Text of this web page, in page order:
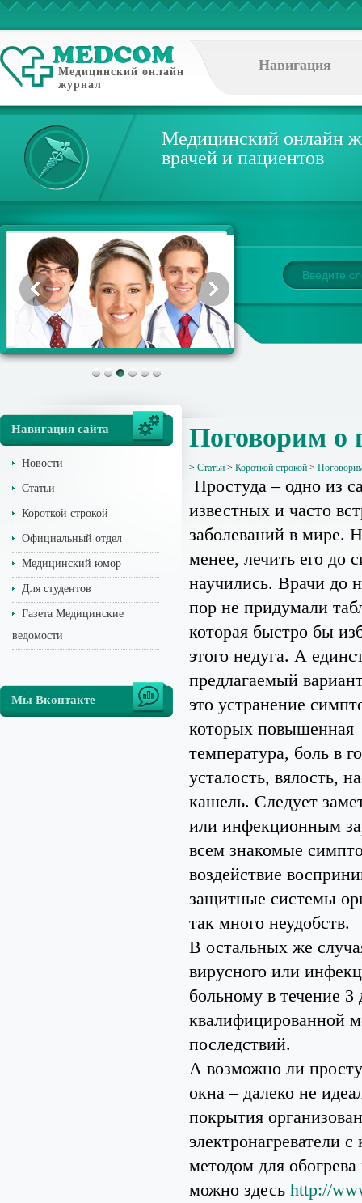
Медицинский онлайн
журнал
Навигация
Медицинский онлайн
врачей и пациентов
Навигация сайта
Новости
Статьи
Короткой строкой
Официальный отдел
Медицинский юмор
Для студентов
Газета Медицинские
ведомости
Мы Вконтакте
Поговорим о
> Статьи > Короткой строкой >
Простуда – одно из
известных и часто
заболеваний в мире.
менее, лечить его до
научились. Врачи до
пор не придумали
которая быстро бы
этого недуга. А
предлагаемый
это устранение
которых повышенная
температура, боль в
усталость, вялость,
кашель. Следует
или инфекционным
всем знакомые
воздействие
защитные системы
так много неудобств.
В остальных же
вирусного или
больному в течение 3
квалифицированной
последствий.
А возможно ли
окна – далеко не
покрытия
электронагреватели
методом для
можно здесь http://